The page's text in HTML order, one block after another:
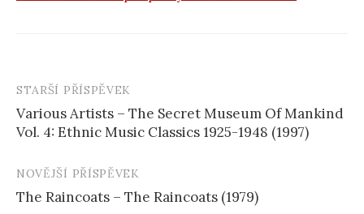
Navigace
příspěvku
STARŠÍ PŘÍSPĚVEK
Various Artists – The Secret Museum Of Mankind
Vol. 4: Ethnic Music Classics 1925-1948 (1997)
NOVĚJŠÍ PŘÍSPĚVEK
The Raincoats – The Raincoats (1979)